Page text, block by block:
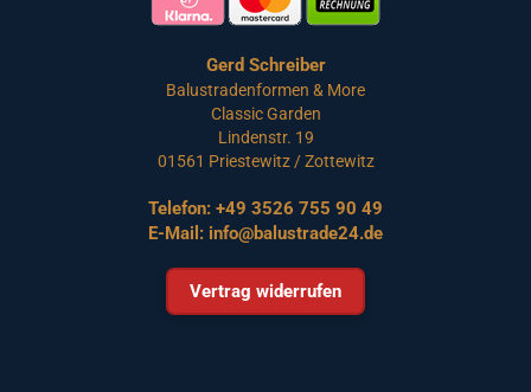
Gerd Schreiber
Balustradenformen & More
Classic Garden
Lindenstr. 19
01561 Priestewitz / Zottewitz
Telefon: +49 3526 755 90 49
E-Mail: info@balustrade24.de
Vertrag widerrufen